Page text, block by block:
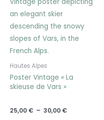
Hautes Alpes
Poster Vintage « La
skieuse de Vars »
25,00 € – 30,00 €